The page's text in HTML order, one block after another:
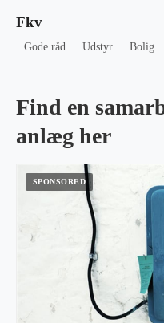
Fkv
Gode råd Udstyr Bolig
Find en
anlæg her